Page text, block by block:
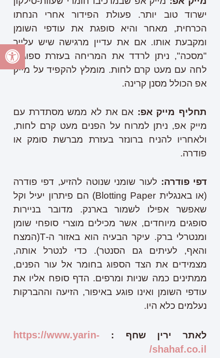
ישרוד טוב יותר. פעולת הפידור אחרי הנחתו
הכרחית, מאחר והיא סופגת את עודפי השומן
ומקבעת אותו. אם את עדיין מרגישה שיש עלייך
"מסכה", ניתן לרדד את המריחה בעזרת ספוגית
לחה עם מעט קרם לחות. מומלץ להקפיד על מייק
אפ הכולל מסנן קרינה.
תחליף מייק אפ: אם את לא ממש מסתדרת עם
מייק אפ, ניתן למרוח על הפנים מעט קרם לחות,
ולאחריו להניח ברונזר בעזרת מברשת סומק או
פודרה.
דפי פודרה:לעור שומני שנוטה להזיע, דפי פודרה
(או באנגלית Blotting Paper) הם פיתרון יעיל וקל
שאפשר אפילו לשמור בארנק. מדובר בניירות
סופגים מיוחדים, אשר מכילים מוצרי סופחי שומן
ומנטרלי ברק. עיקר הבעיה הוא באזור ה-T(המצח
והאף, לעיתים גם הסנטר). כדי לנטרל אותה,
מצמידים את הצד הספוג בחומר אל עור הפנים,
ממתינים כמה שניות ומרפים. הדף סופח אליו את
עודפי השומן ואינו פוגע באיפור, הזיעה וההברקות
נעלמים כלא היו.
לאתר ירין שחף :
https://www.yarin-
shahaf.co.il
/